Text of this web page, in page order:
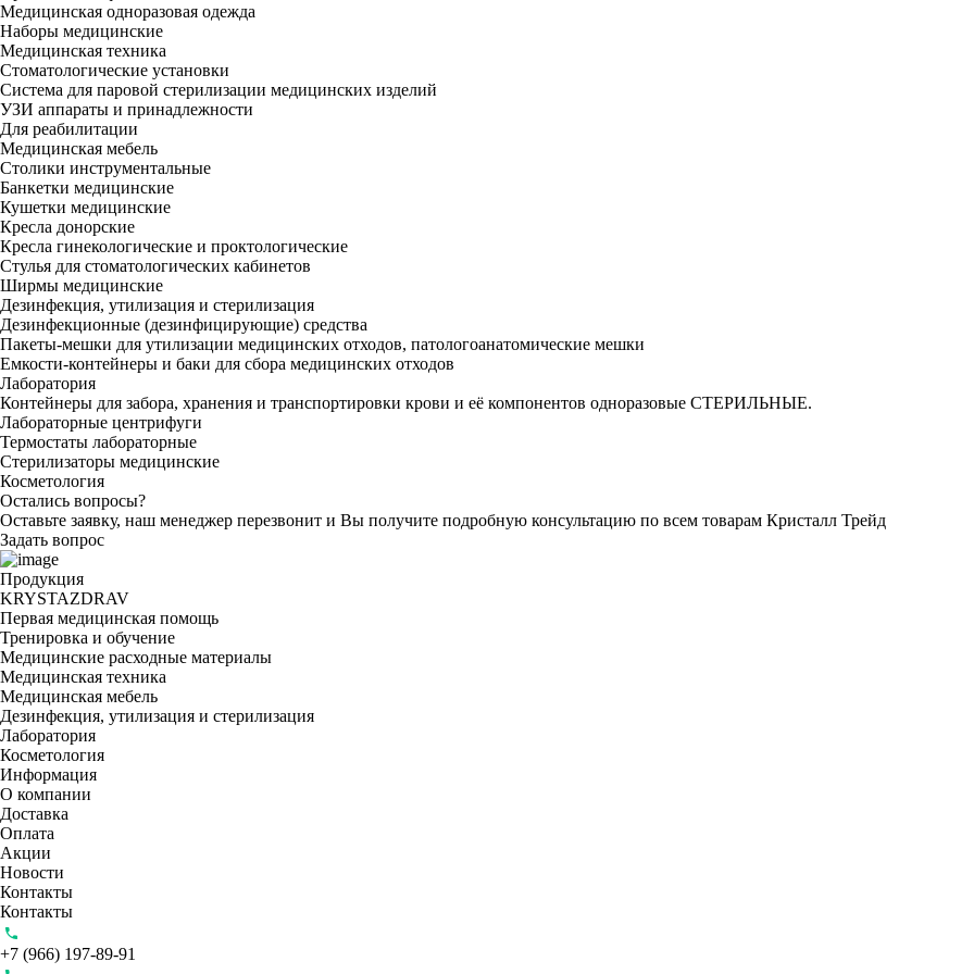
Медицинская одноразовая одежда
Наборы медицинские
Медицинская техника
Стоматологические установки
Система для паровой стерилизации медицинских изделий
УЗИ аппараты и принадлежности
Для реабилитации
Медицинская мебель
Столики инструментальные
Банкетки медицинские
Кушетки медицинские
Кресла донорские
Кресла гинекологические и проктологические
Стулья для стоматологических кабинетов
Ширмы медицинские
Дезинфекция, утилизация и стерилизация
Дезинфекционные (дезинфицирующие) средства
Пакеты-мешки для утилизации медицинских отходов, патологоанатомические мешки
Емкости-контейнеры и баки для сбора медицинских отходов
Лаборатория
Контейнеры для забора, хранения и транспортировки крови и её компонентов одноразовые СТЕРИЛЬНЫЕ.
Лабораторные центрифуги
Термостаты лабораторные
Стерилизаторы медицинские
Косметология
Остались вопросы?
Оставьте заявку, наш менеджер перезвонит и Вы получите подробную консультацию по всем товарам Кристалл Трейд
Задать вопрос
Продукция
KRYSTAZDRAV
Первая медицинская помощь
Тренировка и обучение
Медицинские расходные материалы
Медицинская техника
Медицинская мебель
Дезинфекция, утилизация и стерилизация
Лаборатория
Косметология
Информация
О компании
Доставка
Оплата
Акции
Новости
Контакты
Контакты
+7 (966) 197-89-91